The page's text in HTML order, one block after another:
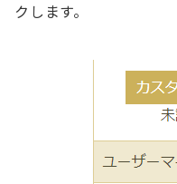
クします。